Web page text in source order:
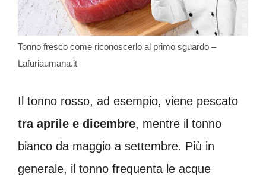
Tonno fresco come riconoscerlo al primo sguardo –
Lafuriaumana.it
Il tonno rosso, ad esempio, viene pescato
tra aprile e dicembre, mentre il tonno
bianco da maggio a settembre. Più in
generale, il tonno frequenta le acque